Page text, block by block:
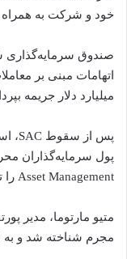
خود و شرکت به
میلیارد دلار جریمه
Asset Management را تأسیس کرد.
مجرم شناخته شد و به 9 سال زندان محکوم شد.